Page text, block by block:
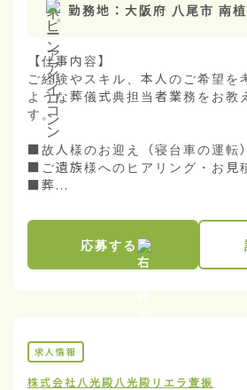
勤務地： 大阪府 八尾市 南
【仕事内容】
ご経験やスキル、本人のご希望を
ような葬儀式典担当者業務をお教
す。
■故人様のお迎え（寝台車の運転
■ご遺族様へのヒアリング・お見
■葬...
応募する
求人情報
株式会社八光殿 八光殿リエラ萱振